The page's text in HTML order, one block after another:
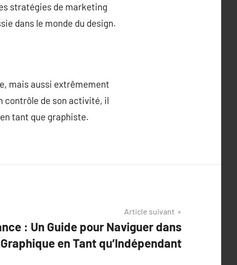
stratégies de marketing
dans le monde du design.
mais aussi extrêmement
contrôle de son activité, il
tant que graphiste.
Article suivant
: Un Guide pour Naviguer dans
en Tant qu’Indépendant